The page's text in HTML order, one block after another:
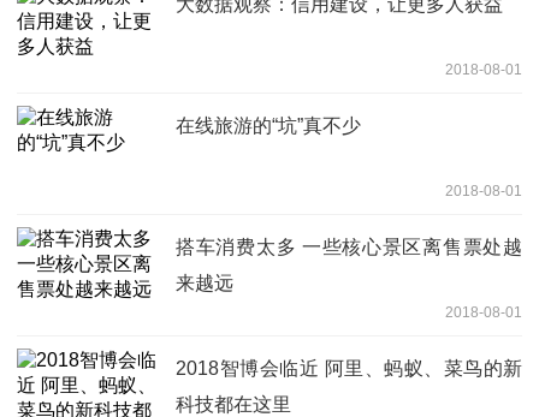
大数据观察：信用建设，让更多人获益
2018-08-01
在线旅游的“坑”真不少
2018-08-01
搭车消费太多 一些核心景区离售票处越
来越远
2018-08-01
2018智博会临近 阿里、蚂蚁、菜鸟的新
科技都在这里